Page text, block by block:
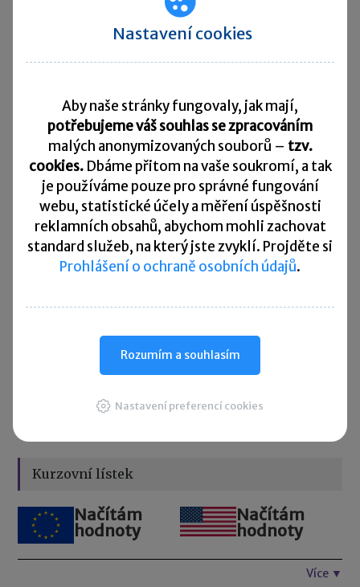
Pravidla vycházejí ze zákona o správě voleb
a souvisejících předpisů.
Rychlé zprávy ►
Daňový kalendář
10. 8. 2026
Splatnost daně za červen 2026
20. 8. 2026
Měsíční odvod úhrnu sražených záloh na daň z příjmů
fyzických osob ze závislé činnosti za červenec 2026
20. 8. 2026
Splatnost daně za červen 2026 (pouze spotřební daň z lihu)
Kurzovní lístek
Načítám
hodnoty
Načítám
hodnoty
Více ▼
Nastavení cookies
Aby naše stránky fungovaly, jak mají,
potřebujeme váš souhlas se zpracováním
malých anonymizovaných souborů – tzv.
cookies. Dbáme přitom na vaše soukromí, a tak
je používáme pouze pro správné fungování
webu, statistické účely a měření úspěšnosti
reklamních obsahů, abychom mohli zachovat
standard služeb, na který jste zvyklí. Projděte si
Prohlášení o ochraně osobních údajů.
Rozumím a souhlasím
Nastavení preferencí cookies